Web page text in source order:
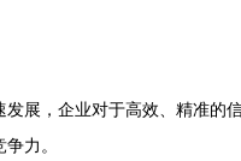
发展，企业对于高效、精准的
力。